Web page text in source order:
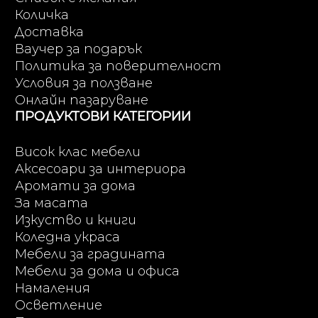
Количка
Доставка
Ваучер за подарък
Политика за поверителност
Условия за ползване
Онлайн пазаруване
ПРОДУКТОВИ КАТЕГОРИИ
Висок клас мебели
Аксесоари за интериора
Аромати за дома
За масата
Изкуство и книги
Коледна украса
Мебели за градината
Мебели за дома и офиса
Намаления
Осветление